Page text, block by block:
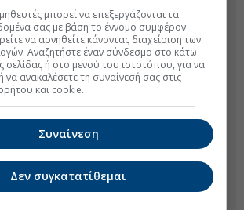
μπορεί να επεξεργάζονται τα
σας με βάση το έννομο συμφέρον
να αρνηθείτε κάνοντας διαχείριση των
Αναζητήστε έναν σύνδεσμο στο κάτω
σελίδας ή στο μενού του ιστοτόπου, για να
να ανακαλέσετε τη συναίνεσή σας στις
και cookie.
Συναίνεση
Δεν συγκατατίθεμαι